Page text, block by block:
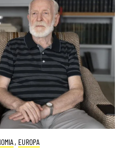
, EUROPA